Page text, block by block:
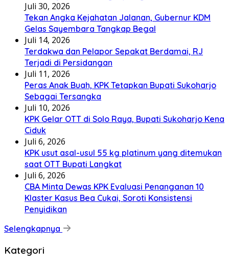
Juli 30, 2026
Tekan Angka Kejahatan Jalanan, Gubernur KDM
Gelas Sayembara Tangkap Begal
Juli 14, 2026
Terdakwa dan Pelapor Sepakat Berdamai, RJ
Terjadi di Persidangan
Juli 11, 2026
Peras Anak Buah, KPK Tetapkan Bupati Sukoharjo
Sebagai Tersangka
Juli 10, 2026
KPK Gelar OTT di Solo Raya, Bupati Sukoharjo Kena
Ciduk
Juli 6, 2026
KPK usut asal-usul 55 kg platinum yang ditemukan
saat OTT Bupati Langkat
Juli 6, 2026
CBA Minta Dewas KPK Evaluasi Penanganan 10
Klaster Kasus Bea Cukai, Soroti Konsistensi
Penyidikan
Selengkapnya
Kategori